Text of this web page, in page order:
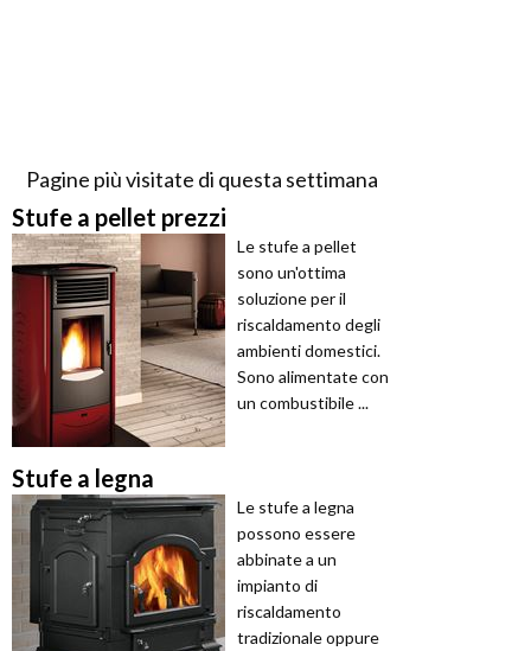
Pagine più visitate di questa settimana
Stufe a pellet prezzi
Le stufe a pellet
sono un'ottima
soluzione per il
riscaldamento degli
ambienti domestici.
Sono alimentate con
un combustibile ...
Stufe a legna
Le stufe a legna
possono essere
abbinate a un
impianto di
riscaldamento
tradizionale oppure